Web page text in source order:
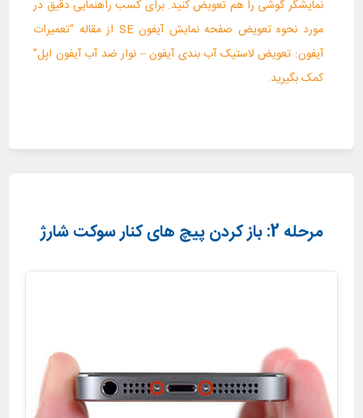
نمایشگر گوشی را هم تعویض کنید. برای کسب راهنمایی دقیق در
مورد نحوه تعویض صفحه نمایش آیفون SE از مقاله “تعمیرات
آیفون: تعویض لاستیک آب بندی آیفون – نوار ضد آب آیفون اپل”
کمک بگیرید.
مرحله 2: باز کردن پیچ های کنار سوکت شارژ